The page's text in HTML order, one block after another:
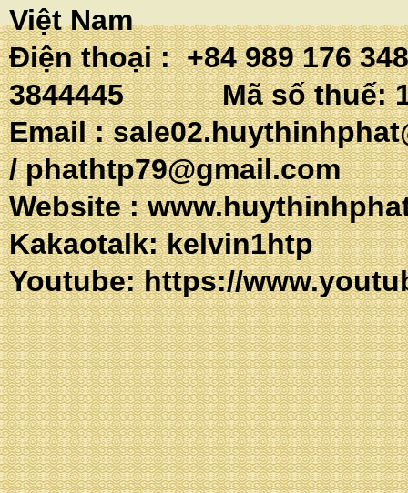
Việt Nam
Điện thoại : +84 989 176
3844445 Mã số thuế:
Email :
/phathtp79@gmail.com
Website :
Kakaotalk:
Youtube:https://